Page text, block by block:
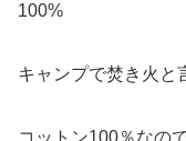
100%
キャンプで焚き火と
コットン100％なの